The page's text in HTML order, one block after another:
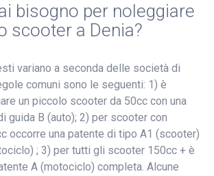
bisogno per noleggiare
scooter a Denia?
variano a seconda delle società di
comuni sono le seguenti: 1) è
un piccolo scooter da 50cc con una
guida B (auto); 2) per scooter con
occorre una patente di tipo A1 (scooter)
; 3) per tutti gli scooter 150cc + è
A (motociclo) completa. Alcune